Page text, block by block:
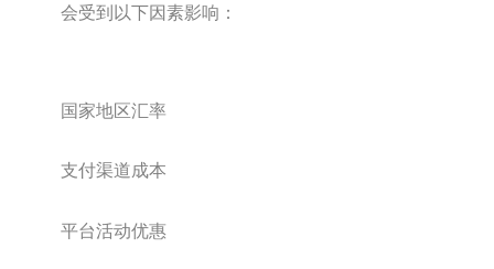
会受到以下因素影响：
国家地区汇率
支付渠道成本
平台活动优惠